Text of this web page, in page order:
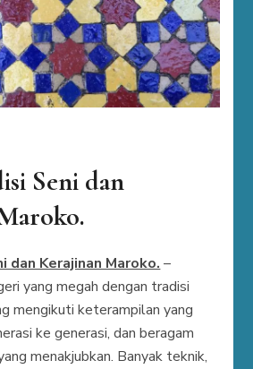
Seni dan
dan Kerajinan Maroko. –
yang megah dengan tradisi
mengikuti keterampilan yang
ke generasi, dan beragam
menakjubkan. Banyak teknik,